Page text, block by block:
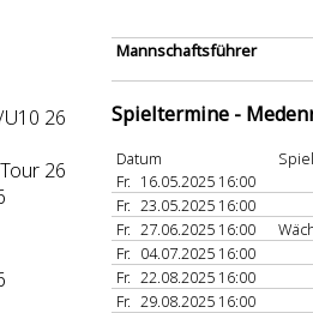
26
26
Mannschaftsführer
Spieltermine -
Datum
Fr. 16.05.2025 16:00
Fr. 23.05.2025 16:00
Fr. 27.06.2025 16:00
Fr. 04.07.2025 16:00
Fr. 22.08.2025 16:00
Fr. 29.08.2025 16:00